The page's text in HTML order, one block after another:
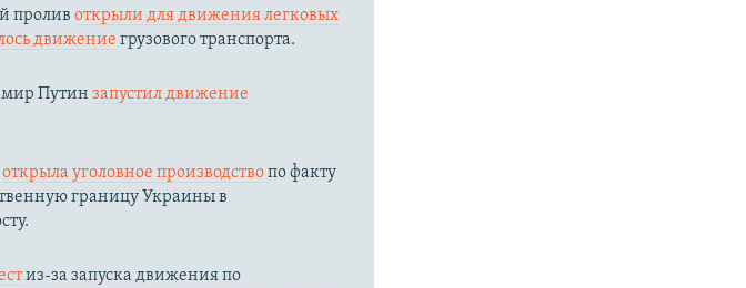
проливоткрыли для движения легковых
движение грузового транспорта.
Путинзапустил движение
открыла уголовное производствопо факту
границу Украины в
из-за запуска движения по